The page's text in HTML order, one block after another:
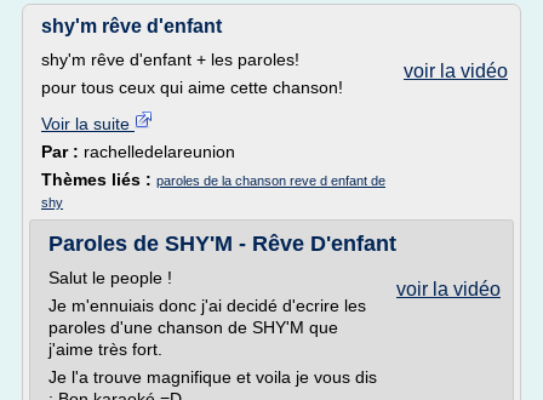
shy'm rêve d'enfant
voir la vidéo
shy'm rêve d'enfant + les paroles!
pour tous ceux qui aime cette chanson!
Voir la suite
Par : rachelledelareunion
Thèmes liés : paroles de la chanson reve d enfant de
shy
Paroles de SHY'M - Rêve D'enfant
voir la vidéo
Salut le people !
Je m'ennuiais donc j'ai decidé d'ecrire les
paroles d'une chanson de SHY'M que
j'aime très fort.
Je l'a trouve magnifique et voila je vous dis